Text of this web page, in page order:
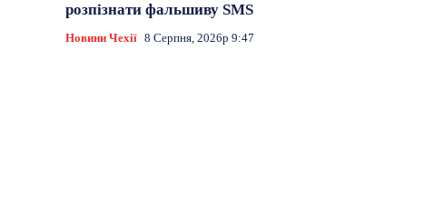
розпізнати фальшиву SMS
Новини Чехії 8 Серпня, 2026р 9:47